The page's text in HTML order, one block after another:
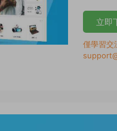
立即
僅學習交